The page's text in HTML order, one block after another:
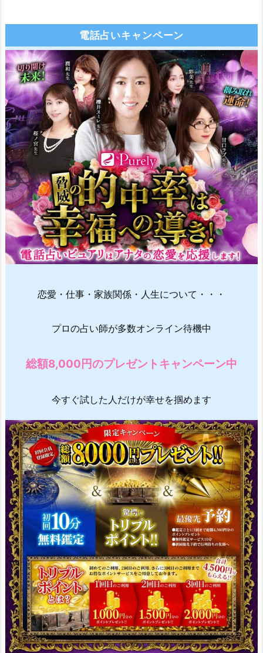
電話占いキャンペーン
恋愛・仕事・家族関係・人生について・・・
プロの占い師が多数オンライン待機中
総額8,000円のプレゼントキャンペーン中
今すぐ試した人だけが幸せを掴めます